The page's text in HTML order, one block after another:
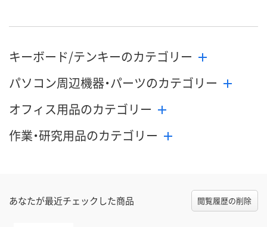
キーボード/テンキーのカテゴリー
パソコン周辺機器・パーツのカテゴリー
オフィス用品のカテゴリー
作業・研究用品のカテゴリー
あなたが最近チェックした商品 閲覧履歴の削除